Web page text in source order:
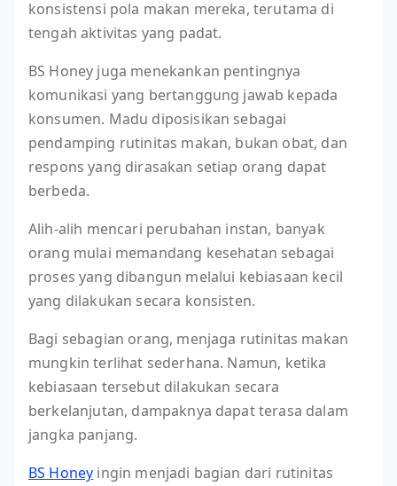
konsistensi pola makan mereka, terutama di
tengah aktivitas yang padat.
BS Honey juga menekankan pentingnya
komunikasi yang bertanggung jawab kepada
konsumen. Madu diposisikan sebagai
pendamping rutinitas makan, bukan obat, dan
respons yang dirasakan setiap orang dapat
berbeda.
Alih-alih mencari perubahan instan, banyak
orang mulai memandang kesehatan sebagai
proses yang dibangun melalui kebiasaan kecil
yang dilakukan secara konsisten.
Bagi sebagian orang, menjaga rutinitas makan
mungkin terlihat sederhana. Namun, ketika
kebiasaan tersebut dilakukan secara
berkelanjutan, dampaknya dapat terasa dalam
jangka panjang.
BS Honey ingin menjadi bagian dari rutinitas